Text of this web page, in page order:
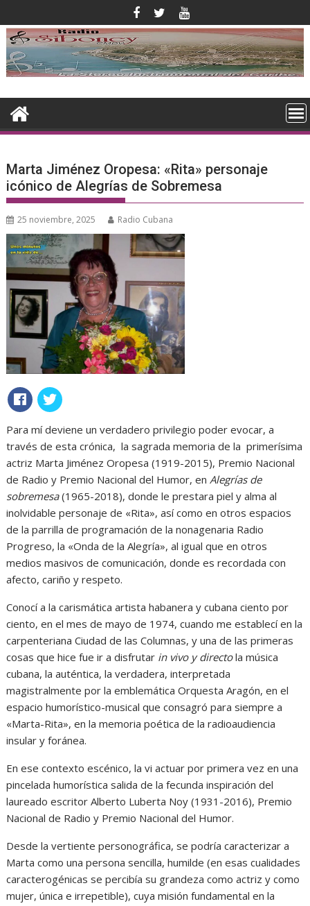
al
contenido
Marta Jiménez Oropesa: «Rita» personaje
icónico de Alegrías de Sobremesa
25 noviembre, 2025 Radio Cubana
Para mí deviene un verdadero privilegio poder evocar, a
través de esta crónica, la sagrada memoria de la primerísima
actriz Marta Jiménez Oropesa (1919-2015), Premio Nacional
de Radio y Premio Nacional del Humor, en Alegrías de
sobremesa(1965-2018), donde le prestara piel y alma al
inolvidable personaje de «Rita», así como en otros espacios
de la parrilla de programación de la nonagenaria Radio
Progreso, la «Onda de la Alegría», al igual que en otros
medios masivos de comunicación, donde es recordada con
afecto, cariño y respeto.
Conocí a la carismática artista habanera y cubana ciento por
ciento, en el mes de mayo de 1974, cuando me establecí en la
carpenteriana Ciudad de las Columnas, y una de las primeras
cosas que hice fue ir a disfrutar in vivo y directola música
cubana, la auténtica, la verdadera, interpretada
magistralmente por la emblemática Orquesta Aragón, en el
espacio humorístico-musical que consagró para siempre a
«Marta-Rita», en la memoria poética de la radioaudiencia
insular y foránea.
En ese contexto escénico, la vi actuar por primera vez en una
pincelada humorística salida de la fecunda inspiración del
laureado escritor Alberto Luberta Noy (1931-2016), Premio
Nacional de Radio y Premio Nacional del Humor.
Desde la vertiente personográfica, se podría caracterizar a
Marta como una persona sencilla, humilde (en esas cualidades
caracterogénicas se percibía su grandeza como actriz y como
mujer, única e irrepetible), cuya misión fundamental en la